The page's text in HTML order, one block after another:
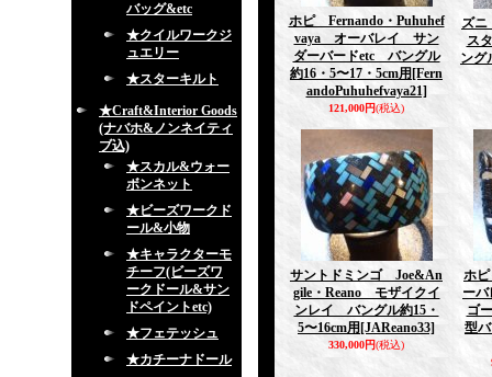
バッグ&etc
★クイルワークジ
ュエリー
★スターキルト
★Craft&Interior Goods
(ナバホ&ノンネイティ
ブ込)
★スカル&ウォー
ボンネット
★ビーズワークド
ール&小物
★キャラクターモ
チーフ(ビーズワ
ークドール&サン
ドペイントetc)
★フェテッシュ
★カチーナドール
ホピ Fernando・Puhuhef
vaya オーバレイ サン
ダーバードetc バングル
約16・5〜17・5cm用 [Fern
andoPuhuhefvaya21]
121,000円(税込)
ズ
ス
ング
サントドミンゴ Joe&An
gile・Reano モザイクイ
ンレイ バングル約15・
5〜16cm用 [JAReano33]
330,000円(税込)
ホ
ー
ゴ
型